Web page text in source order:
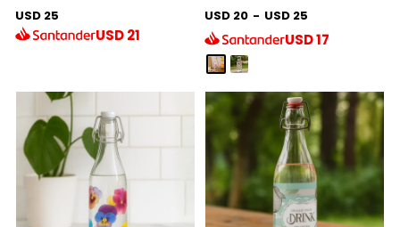
USD 25
USD21
USD 20 - USD 25
USD17